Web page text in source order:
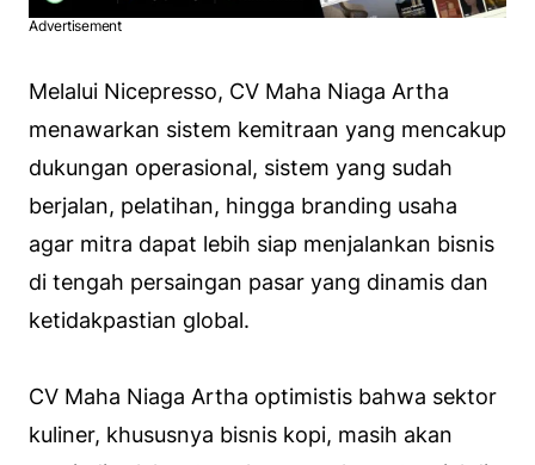
Advertisement
Melalui Nicepresso, CV Maha Niaga Artha
menawarkan sistem kemitraan yang mencakup
dukungan operasional, sistem yang sudah
berjalan, pelatihan, hingga branding usaha
agar mitra dapat lebih siap menjalankan bisnis
di tengah persaingan pasar yang dinamis dan
ketidakpastian global.
CV Maha Niaga Artha optimistis bahwa sektor
kuliner, khususnya bisnis kopi, masih akan